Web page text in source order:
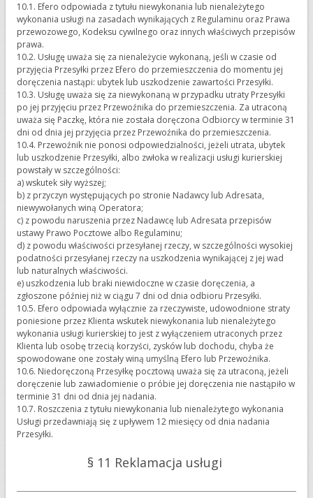
10.1. Efero odpowiada z tytułu niewykonania lub nienależytego
wykonania usługi na zasadach wynikających z Regulaminu oraz Prawa
przewozowego, Kodeksu cywilnego oraz innych właściwych przepisów
prawa.
10.2. Usługę uważa się za nienależycie wykonaną, jeśli w czasie od
przyjęcia Przesyłki przez Efero do przemieszczenia do momentu jej
doręczenia nastąpi: ubytek lub uszkodzenie zawartości Przesyłki.
10.3. Usługę uważa się za niewykonaną w przypadku utraty Przesyłki
po jej przyjęciu przez Przewoźnika do przemieszczenia. Za utraconą
uważa się Paczkę, która nie została doręczona Odbiorcy w terminie 31
dni od dnia jej przyjęcia przez Przewoźnika do przemieszczenia.
10.4. Przewoźnik nie ponosi odpowiedzialności, jeżeli utrata, ubytek
lub uszkodzenie Przesyłki, albo zwłoka w realizacji usługi kurierskiej
powstały w szczególności:
a) wskutek siły wyższej;
b) z przyczyn występujących po stronie Nadawcy lub Adresata,
niewywołanych winą Operatora;
c) z powodu naruszenia przez Nadawcę lub Adresata przepisów
ustawy Prawo Pocztowe albo Regulaminu;
d) z powodu właściwości przesyłanej rzeczy, w szczególności wysokiej
podatności przesyłanej rzeczy na uszkodzenia wynikającej z jej wad
lub naturalnych właściwości.
e) uszkodzenia lub braki niewidoczne w czasie doręczenia, a
zgłoszone później niż w ciągu 7 dni od dnia odbioru Przesyłki.
10.5. Efero odpowiada wyłącznie za rzeczywiste, udowodnione straty
poniesione przez Klienta wskutek niewykonania lub nienależytego
wykonania usługi kurierskiej to jest z wyłączeniem utraconych przez
Klienta lub osobę trzecią korzyści, zysków lub dochodu, chyba że
spowodowane one zostały winą umyślną Efero lub Przewoźnika.
10.6. Niedoręczoną Przesyłkę pocztową uważa się za utraconą, jeżeli
doręczenie lub zawiadomienie o próbie jej doręczenia nie nastąpiło w
terminie 31 dni od dnia jej nadania.
10.7. Roszczenia z tytułu niewykonania lub nienależytego wykonania
Usługi przedawniają się z upływem 12 miesięcy od dnia nadania
Przesyłki.
§ 11 Reklamacja usługi